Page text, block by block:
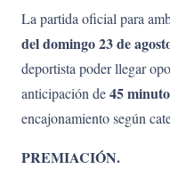
La partida oficial para
del domingo23 de
deportista poder llegar
anticipación de45
encajonamiento según
PREMIACIÓN.